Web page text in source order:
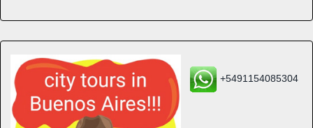
+5491154085304